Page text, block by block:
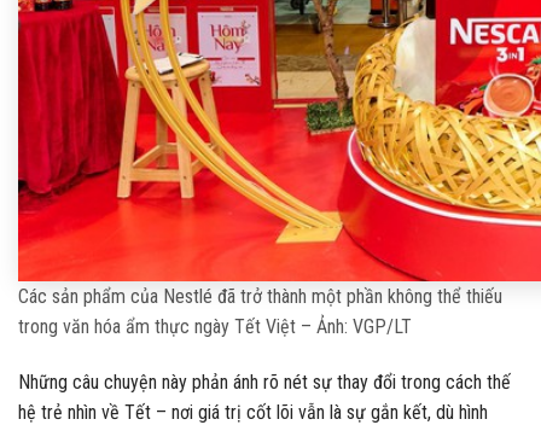
Các sản phẩm của Nestlé đã trở thành một phần không thể thiếu
trong văn hóa ẩm thực ngày Tết Việt – Ảnh: VGP/LT
Những câu chuyện này phản ánh rõ nét sự thay đổi trong cách thế
hệ trẻ nhìn về Tết – nơi giá trị cốt lõi vẫn là sự gắn kết, dù hình